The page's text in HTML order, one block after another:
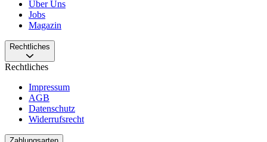
Über Uns
Jobs
Magazin
Rechtliches
Rechtliches
Impressum
AGB
Datenschutz
Widerrufsrecht